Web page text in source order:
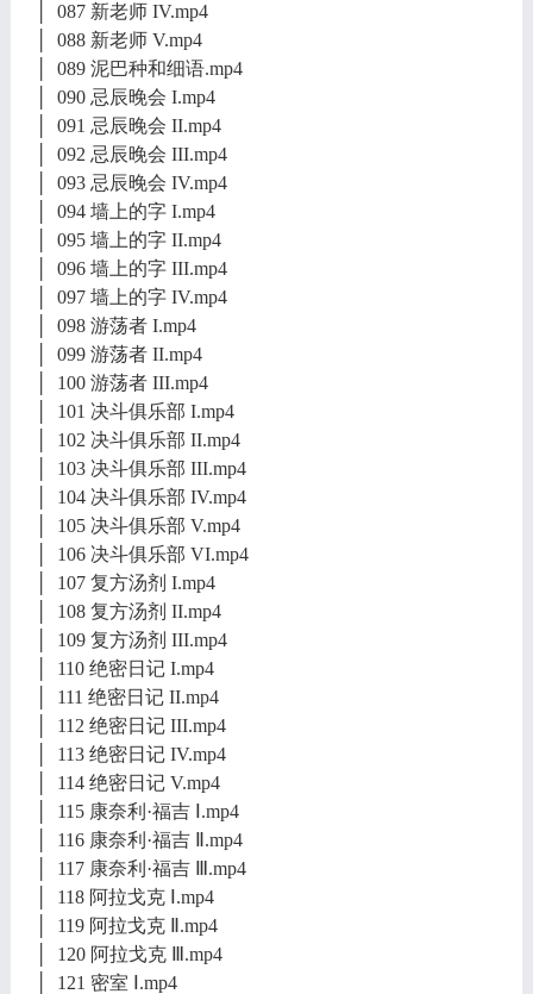
│ 087 新老师 IV.mp4
│ 088 新老师 V.mp4
│ 089 泥巴种和细语.mp4
│ 090 忌辰晚会 I.mp4
│ 091 忌辰晚会 II.mp4
│ 092 忌辰晚会 III.mp4
│ 093 忌辰晚会 IV.mp4
│ 094 墙上的字 I.mp4
│ 095 墙上的字 II.mp4
│ 096 墙上的字 III.mp4
│ 097 墙上的字 IV.mp4
│ 098 游荡者 I.mp4
│ 099 游荡者 II.mp4
│ 100 游荡者 III.mp4
│ 101 决斗俱乐部 I.mp4
│ 102 决斗俱乐部 II.mp4
│ 103 决斗俱乐部 III.mp4
│ 104 决斗俱乐部 IV.mp4
│ 105 决斗俱乐部 V.mp4
│ 106 决斗俱乐部 VI.mp4
│ 107 复方汤剂 I.mp4
│ 108 复方汤剂 II.mp4
│ 109 复方汤剂 III.mp4
│ 110 绝密日记 I.mp4
│ 111 绝密日记 II.mp4
│ 112 绝密日记 III.mp4
│ 113 绝密日记 IV.mp4
│ 114 绝密日记 V.mp4
│ 115 康奈利·福吉 Ⅰ.mp4
│ 116 康奈利·福吉 Ⅱ.mp4
│ 117 康奈利·福吉 Ⅲ.mp4
│ 118 阿拉戈克 Ⅰ.mp4
│ 119 阿拉戈克 Ⅱ.mp4
│ 120 阿拉戈克 Ⅲ.mp4
│ 121 密室 Ⅰ.mp4